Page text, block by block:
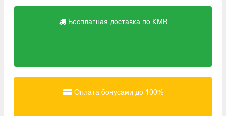
Бесплатная доставка по КМВ
Оплата бонусами до 100%